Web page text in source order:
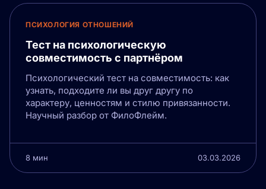
ПСИХОЛОГИЯ ОТНОШЕНИЙ
Тест на психологическую
совместимость с партнёром
Психологический тест на совместимость: как
узнать, подходите ли вы друг другу по
характеру, ценностям и стилю привязанности.
Научный разбор от ФилоФлейм.
8 мин 03.03.2026